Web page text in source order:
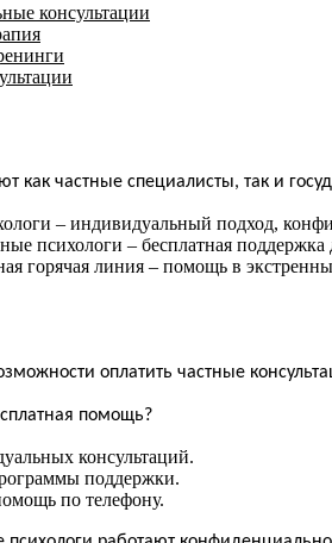
консультации
как частные специалисты, так и
– индивидуальный подход,
психологи – бесплатная
горячая линия – помощь в
оплатить частные
помощь?
консультаций.
поддержки.
по телефону.